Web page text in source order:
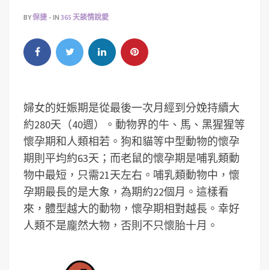
BY保捷 IN 365 天談情說愛
婦女的妊娠期是從最後一次月經到分娩持續大
約280天（40週）。動物界的牛、馬、黑猩猩等
懷孕期和人類相若。狗和貓等中型動物的懷孕
期則平均約63天；而老鼠的懷孕期是哺乳類動
物中最短，只需21天左右。哺乳類動物中，懷
孕期最長的是大象，為期約22個月。這樣看
來，體型越大的動物，懷孕期相對越長。幸好
人類不是龐然大物，否則不只懷胎十月。